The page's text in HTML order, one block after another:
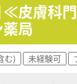
≪皮膚科
局
む) 未経験可